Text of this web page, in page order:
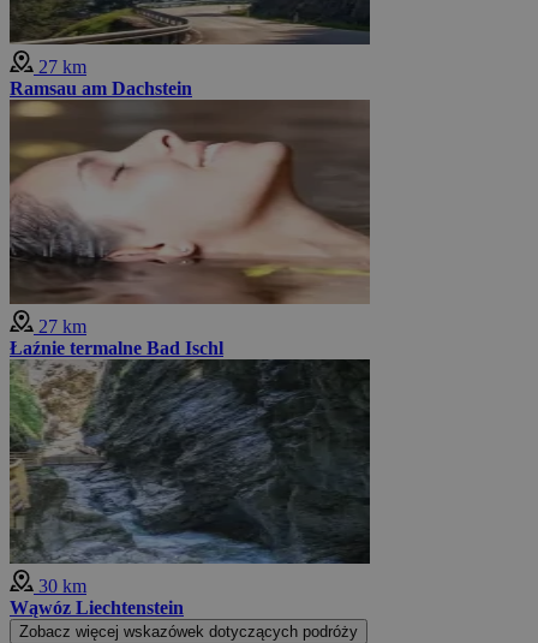
27 km
Ramsau am Dachstein
27 km
Łaźnie termalne Bad Ischl
30 km
Wąwóz Liechtenstein
Zobacz więcej wskazówek dotyczących podróży